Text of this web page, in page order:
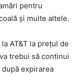
pentru
și multe altele.
AT&T la prețul de
trebui să continui
expirarea